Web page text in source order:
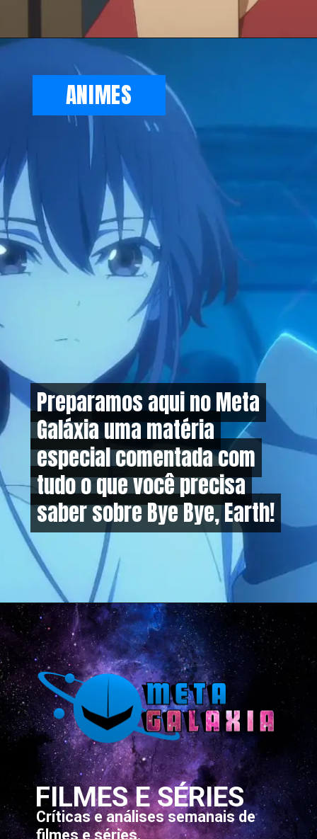
Preparamos aqui no Meta
Galáxia uma matéria
especial comentada com
tudo o que você precisa
saber sobre Bye Bye, Earth!
Preparamos aqui no Meta
Galáxia uma matéria
especial comentada com
tudo o que você precisa
saber sobre Bye Bye, Earth!
ANIMES
Opening https://metagalaxia.com.br/anime-e-manga/quando-e-onde-assistir-ao-episodio-8-de-bye-bye-earth/
FILMES E SÉRIES
Críticas e análises semanais de
filmes e séries.